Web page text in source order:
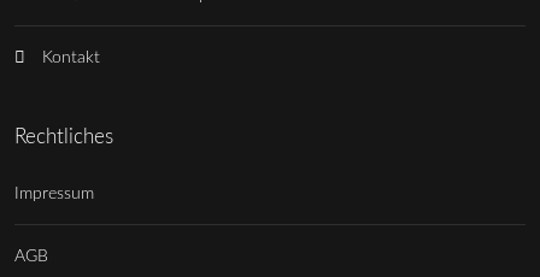
Kontakt
Rechtliches
Impressum
AGB